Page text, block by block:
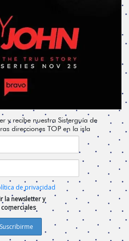
y recibe nuestra Sisterguía de
direcciones TOP en la isla
de privacidad
la newsletter y